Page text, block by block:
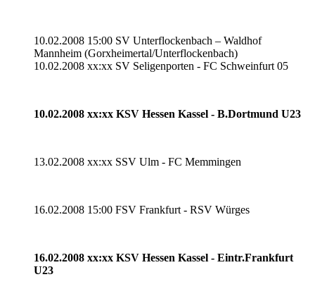
10.02.2008 15:00 SV Unterflockenbach – Waldhof
Mannheim (Gorxheimertal/Unterflockenbach)
10.02.2008 xx:xx SV Seligenporten - FC Schweinfurt 05
10.02.2008 xx:xx KSV Hessen Kassel - B.Dortmund U23
13.02.2008 xx:xx SSV Ulm - FC Memmingen
16.02.2008 15:00 FSV Frankfurt - RSV Würges
16.02.2008 xx:xx KSV Hessen Kassel - Eintr.Frankfurt
U23